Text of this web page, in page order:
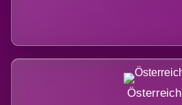
Österreich